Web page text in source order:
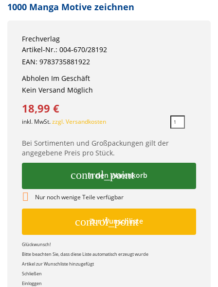
1000 Manga Motive zeichnen
Frechverlag
Artikel-Nr.: 004-670/28192
EAN: 9783735881922
Abholen Im Geschäft
Kein Versand Möglich
18,99 €
inkl. MwSt.zzgl. Versandkosten
Bei Sortimenten und Großpackungen gilt der
angegebene Preis pro Stück.
control_point
In den Warenkorb
 Nur noch wenige Teile verfügbar
control_point
Zur Wunschliste
Glückwunsch!
Bitte beachten Sie, dass diese Liste automatisch erzeugt wurde
Artikel zur Wunschliste hinzugefügt
Schließen
Einloggen